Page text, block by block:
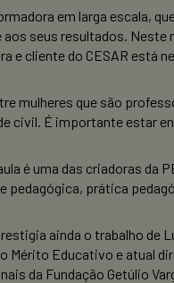
em larga escala,
aos seus resultados.
e cliente do CESAR está
mulheres que são
civil. É importante estar
é uma das criadoras da
pedagógica, prática
ainda o trabalho de
Mérito Educativo e atual
da Fundação Getúlio